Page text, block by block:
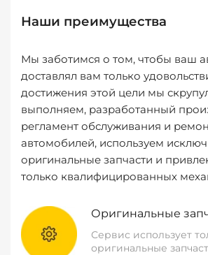
Наши преимущества
Мы заботимся о том, чтобы ваш
доставлял вам только
достижения этой цели мы
выполняем, разработанный
регламент обслуживания и
автомобилей, используем
оригинальные запчасти и
только квалифицированных
Оригинальные
Сервис использует
оригинальные